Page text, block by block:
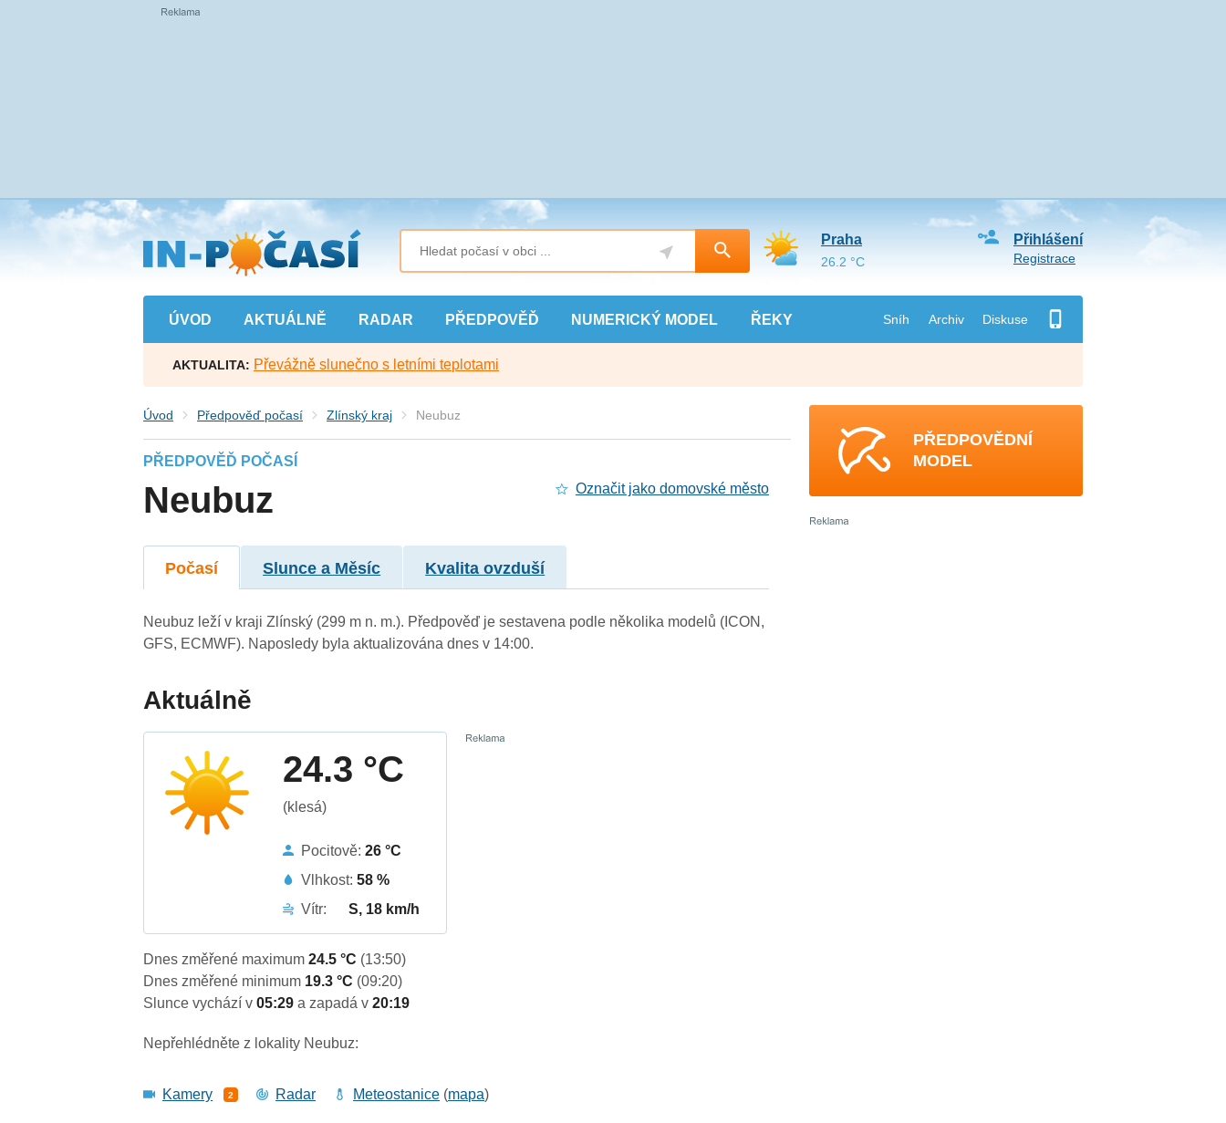
Přejít
na
hlavní
obsah
ÚVOD AKTUÁLNĚ RADAR PŘEDPOVĚĎ NUMERICKÝ MODEL ŘEKY Sníh Archiv Diskuse
Přihlášení
Registrace
Praha
26.2 °C
AKTUALITA: Převážně slunečno s letními teplotami
Úvod Předpověď počasí Zlínský kraj Neubuz
PŘEDPOVĚĎ POČASÍ
Neubuz Označit jako domovské město
Počasí Slunce a Měsíc Kvalita ovzduší
Neubuz leží v kraji Zlínský (299 m n. m.). Předpověď je sestavena podle několika modelů (ICON,
GFS, ECMWF). Naposledy byla aktualizována dnes v 14:00.
Aktuálně
24.3 °C
(klesá)
Pocitově:26 °C
Vlhkost:58 %
Vítr:
S, 18 km/h
Dnes změřené maximum24.5 °C (13:50)
Dnes změřené minimum 19.3 °C (09:20)
Slunce vychází v05:29a zapadá v20:19
Nepřehlédněte z lokality Neubuz:
Kamery 2 Radar Meteostanice (mapa)
PŘEDPOVĚDNÍ
MODEL